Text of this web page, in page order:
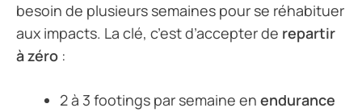
besoin de plusieurs semaines pour se réhabituer
aux impacts. La clé, c’est d’accepter de repartir
à zéro :
2 à 3 footings par semaine en endurance